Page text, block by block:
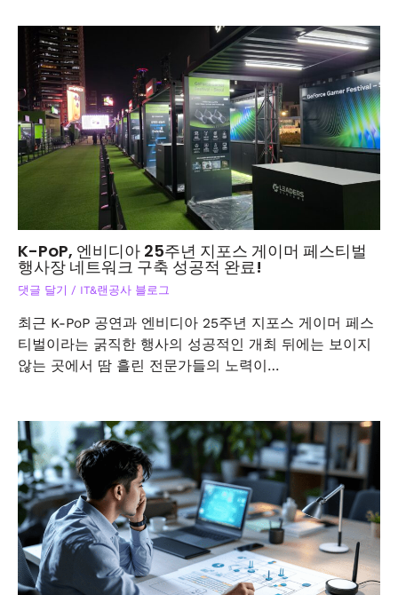
K-PoP, 엔비디아 25주년 지포스 게이머 페스티벌
행사장 네트워크 구축 성공적 완료!
댓글 달기 / IT&랜공사 블로그
최근 K-PoP 공연과 엔비디아 25주년 지포스 게이머 페스
티벌이라는 굵직한 행사의 성공적인 개최 뒤에는 보이지
않는 곳에서 땀 흘린 전문가들의 노력이…